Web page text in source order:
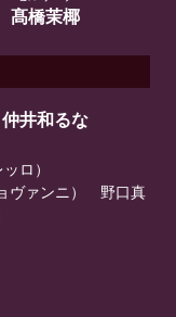
髙橋茉椰
仲井和るな
ロ）
ヴァンニ） 野口真